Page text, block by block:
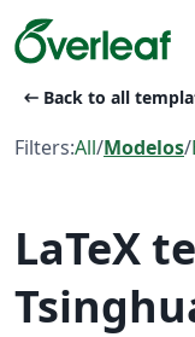
arrow_left_alt Back to all
Filters:All/Modelos/
LaTeX